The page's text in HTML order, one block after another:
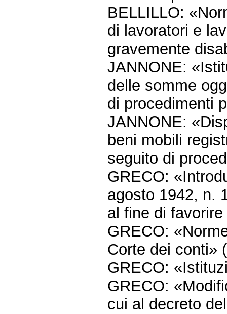
BELLILLO:
di lavoratori e
gravemente
JANNONE:
delle somme
di procedimenti
JANNONE:
beni mobili
seguito di
GRECO:
agosto 1942, n.
al fine di
GRECO:
Corte dei conti»
GRECO:
GRECO:
cui al decreto